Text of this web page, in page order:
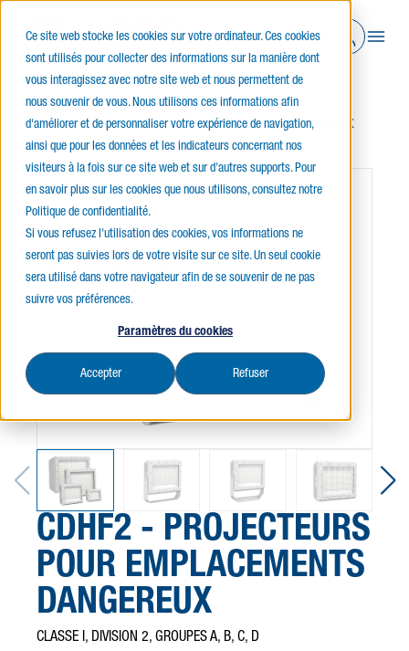
Ce site web stocke les cookies sur votre ordinateur. Ces cookies
sont utilisés pour collecter des informations sur la manière dont
vous interagissez avec notre site web et nous permettent de
nous souvenir de vous. Nous utilisons ces informations afin
d'améliorer et de personnaliser votre expérience de navigation,
ainsi que pour les données et les indicateurs concernant nos
visiteurs à la fois sur ce site web et sur d'autres supports. Pour
en savoir plus sur les cookies que nous utilisons, consultez notre
Politique de confidentialité.
Si vous refusez l'utilisation des cookies, vos informations ne
seront pas suivies lors de votre visite sur ce site. Un seul cookie
sera utilisé dans votre navigateur afin de se souvenir de ne pas
suivre vos préférences.
Paramètres du cookies
Accepter Refuser
Accueil Éclairage intérieur
Emplacements dangereux
CDHF2 - PROJECTEURS POUR EMPLACEMENTS DANGEREUX
CDHF2 - PROJECTEURS
POUR EMPLACEMENTS
DANGEREUX
CLASSE I, DIVISION 2, GROUPES A, B, C, D